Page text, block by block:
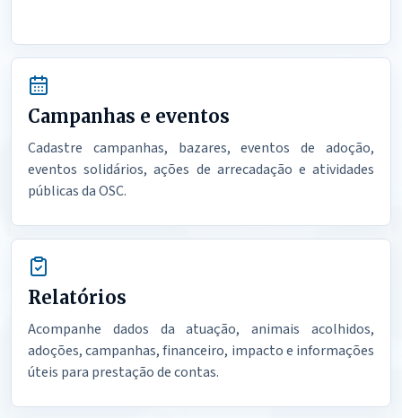
Campanhas e eventos
Cadastre campanhas, bazares, eventos de adoção,
eventos solidários, ações de arrecadação e atividades
públicas da OSC.
Relatórios
Acompanhe dados da atuação, animais acolhidos,
adoções, campanhas, financeiro, impacto e informações
úteis para prestação de contas.